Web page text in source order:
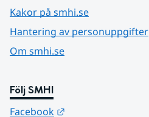
Kakor på smhi.se
Hantering av personuppgifter
Om smhi.se
Följ SMHI
Facebook